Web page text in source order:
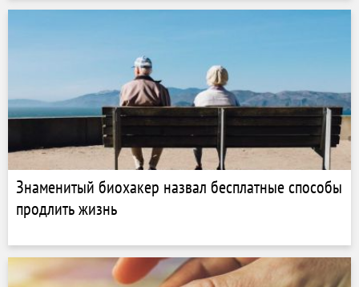
Знаменитый биохакер назвал бесплатные способы
продлить жизнь